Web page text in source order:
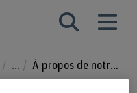
... À propos de notre recherche